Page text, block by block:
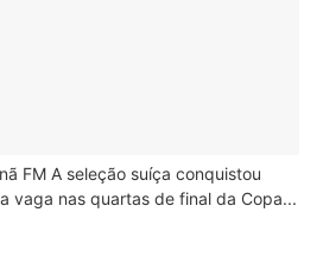
FM A seleção suíça conquistou
vaga nas quartas de final da Copa...